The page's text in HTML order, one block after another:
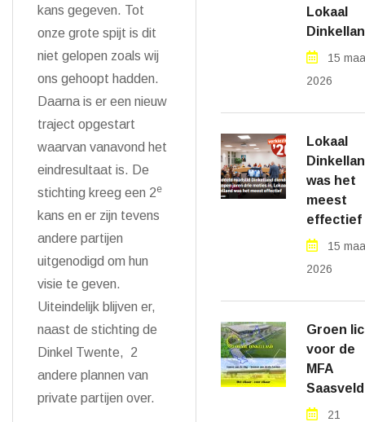
kans gegeven. Tot
onze grote spijt is dit
niet gelopen zoals wij
ons gehoopt hadden.
Daarna is er een nieuw
traject opgestart
waarvan vanavond het
eindresultaat is. De
stichting kreeg een 2e
kans en er zijn tevens
andere partijen
uitgenodigd om hun
visie te geven.
Uiteindelijk blijven er,
naast de stichting de
Dinkel Twente, 2
andere plannen van
private partijen over.
Lokaal
15
2026
Lokaal
was het
meest
effectief
15
2026
Groen
voor de
MFA
21